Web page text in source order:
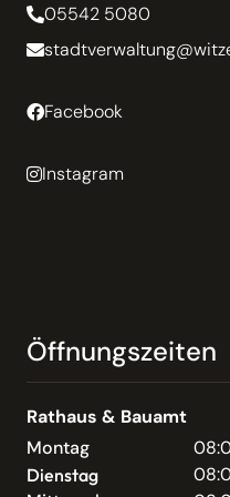
05542 5080
Facebook
Instagram
Öffnungszeiten
Rathaus & Bauamt
Montag
Dienstag